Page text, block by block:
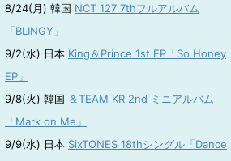
8/24(月) 韓国 NCT 127 7thフルアルバム
「BLINGY」
9/2(水) 日本 King＆Prince 1st EP「So Honey
EP」
9/8(火) 韓国 ＆TEAM KR 2nd ミニアルバム
「Mark on Me」
9/9(水) 日本 SixTONES 18thシングル「Dance